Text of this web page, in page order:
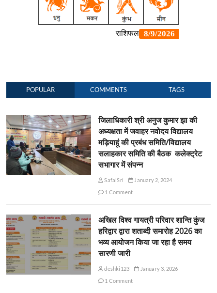
POPULAR COMMENTS TAGS
जिलाधिकारी श्री अनुज कुमार झा की
अध्यक्षता में जवाहर नवोदय विद्यालय
मड़ियाहूं की प्रबंध समिति/विद्यालय
सलाहकार समिति की बैठक कलेक्ट्रेट
सभागार में संपन्न
SafalSri
January 2, 2024
1 Comment
अखिल विश्व गायत्री परिवार शान्ति कुंज
हरिद्वार द्वारा शताब्दी समारोह 2026 का
भव्य आयोजन किया जा रहा है समय
सारणी जारी
deshki123
January 3, 2026
1 Comment